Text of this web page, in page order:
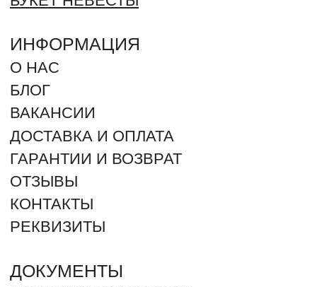
+7 (961) 942-42-42
2012 - 2026 © ROMANTIC (Произносится как Романтик –
ИП ДЕРЕВЯНКИН ЮРИЙ СЕРГЕЕВИЧ
ИНН: 564304962880 / ОГРН 325080000018368
г. Оренбург, Северный проезд 25
Салмышская и Карпова)
г. Оренбург, Пролетарская 275
г. Оренбург, посёлок Ленина, Губернская улица 74